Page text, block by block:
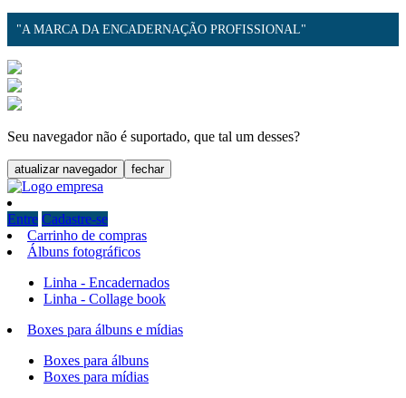
"A MARCA DA ENCADERNAÇÃO PROFISSIONAL"
Seu navegador não é suportado, que tal um desses?
atualizar navegador fechar
Entre Cadastre-se
Carrinho de compras
Álbuns fotográficos
Linha - Encadernados
Linha - Collage book
Boxes para álbuns e mídias
Boxes para álbuns
Boxes para mídias